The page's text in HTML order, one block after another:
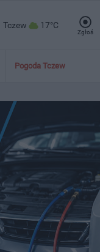
Tczew 17°C
Zgłoś
Pogoda Tczew